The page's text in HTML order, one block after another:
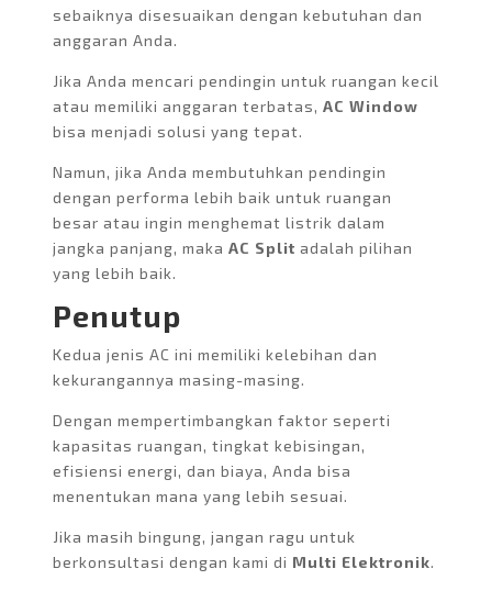
sebaiknya disesuaikan dengan kebutuhan dan
anggaran Anda.
Jika Anda mencari pendingin untuk ruangan kecil
atau memiliki anggaran terbatas, AC Window
bisa menjadi solusi yang tepat.
Namun, jika Anda membutuhkan pendingin
dengan performa lebih baik untuk ruangan
besar atau ingin menghemat listrik dalam
jangka panjang, maka AC Split adalah pilihan
yang lebih baik.
Penutup
Kedua jenis AC ini memiliki kelebihan dan
kekurangannya masing-masing.
Dengan mempertimbangkan faktor seperti
kapasitas ruangan, tingkat kebisingan,
efisiensi energi, dan biaya, Anda bisa
menentukan mana yang lebih sesuai.
Jika masih bingung, jangan ragu untuk
berkonsultasi dengan kami di Multi Elektronik.